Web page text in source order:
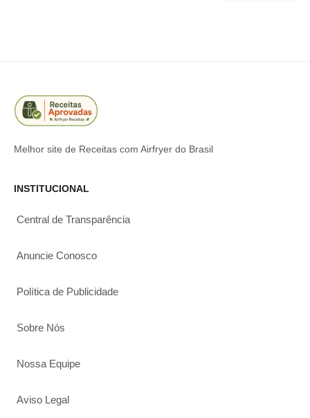
Melhor site de Receitas com Airfryer do Brasil
INSTITUCIONAL
Central de Transparência
Anuncie Conosco
Política de Publicidade
Sobre Nós
Nossa Equipe
Aviso Legal